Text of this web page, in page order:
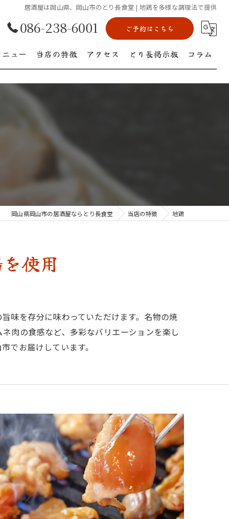
居酒屋は岡山県、岡山市のとり長食堂 | 地鶏を多様な調理法で提供
086-238-6001 ご予約はこちら
ュー 当店の特徴
宴会
飲み放題
アクセス とり長掲示板 コラム
岡山県岡山市の居酒屋ならとり長食堂 当店の特徴 地鶏
使用
味を存分に味わっていただけます。名物の焼
肉の食感など、多彩なバリエーションを楽し
でお届けしています。